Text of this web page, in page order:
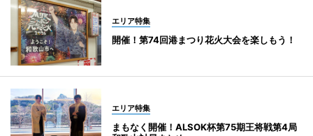
エリア特集
開催！第74回港まつり花火大会を楽しもう！
エリア特集
まもなく開催！ALSOK杯第75期王将戦第4局